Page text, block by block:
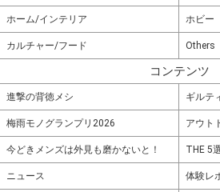
ホーム/インテリア ホビー
カルチャー/フード Others
コンテンツ
進撃の背徳メシ ギルテ
梅雨モノグランプリ2026 アウト
今どきメンズは外見も磨かないと！ THE 5
ニュース 体験レ